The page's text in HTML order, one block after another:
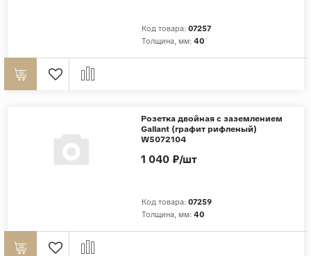
Код товара: 07257
Толщина, мм: 40
Розетка двойная с заземлением
Gallant (графит рифленый)
W5072104
Код товара: 07259
Толщина, мм: 40
1 040 ₽/шт